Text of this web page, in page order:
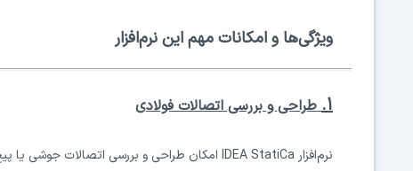
ویژگی‌ها و امکانات مهم این نرم‌افزار
۱. طراحی و بررسی اتصالات فولادی
نرم‌افزار IDEA StatiCa امکان طراحی و بررسی اتصالات جوشی یا